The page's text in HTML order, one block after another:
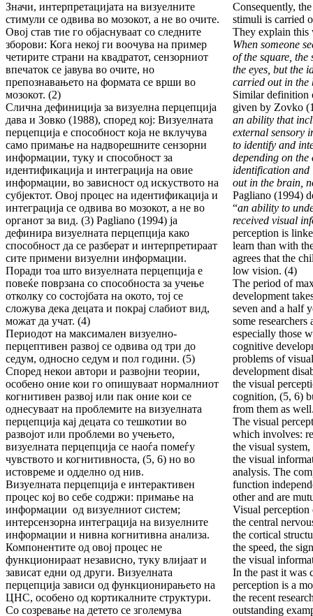
Значи, интерпретацијата на визуелните
стимули се одвива во мозокот, а не во очите.
Овој став тие го објаснуваат со следните
зборови: Кога некој ги воочува на пример
четирите страни на квадратот, сензорниот
впечаток се јавува во очите, но
препознавањето на формата се врши во
мозокот. (2)
Слична дефиниција за визуелна перцепција
дава и Зовко (1988), според кој: Визуелната
перцепција е способност која не вклучува
само примање на надворешните сензорни
информации, туку и способност за
идентификација и интеграција на овие
информации, во зависност од искуството на
субјектот. Овој процес на идентификација и
интеграција се одвива во мозокот, а не во
органот за вид. (3) Pagliano (1994) ја
дефинира визуелната перцепција како
способност да се разберат и интерпретираат
сите примени визуелни информации.
Поради тоа што визуелната перцепција е
повеќе поврзана со способноста за учење
отколку со состојбата на окото, тој се
сложува дека децата и покрај слабиот вид,
можат да учат. (4)
Периодот на максимален визуелно-
перцептивен развој се одвива од три до
седум, односно седум и пол години. (5)
Според некои автори и развојни теории,
особено оние кои го опишуваат нормалниот
когнитивен развој или пак оние кои се
однесуваат на проблемите на визуелната
перцепција кај децата со тешкотии во
развојот или проблеми во учењето,
визуелната перцепција се наоѓа помеѓу
чувството и когнитивноста, (5, 6) но во
истовреме и одделно од нив.
Визуелната перцепција е интерактивен
процес кој во себе содржи: примање на
информации од визуелниот систем;
интерсензорна интеграција на визуелните
информации и нивна когнитивна анализа.
Компонентите од овој процес не
функционираат независно, туку влијаат и
зависат едни од други. Визуелната
перцепција зависи од функционирањето на
ЦНС, особено од кортикалните структури.
Со созревање на детето се зголемува
Consequently,
stimuli is carried
They explain
When someone
of the square, the
the eyes, but the
carried out in the
Similar definition
given by Zovko
an ability that
external sensory
to identify and
depending on the
identification and
out in the brain,
Pagliano (1994)
“an ability to
received visual
perception is
learn than with
agrees that the
low vision. (4)
The period of
development
seven and a half
some
especially those
cognitive
problems of
development
the visual
cognition, (5, 6)
from them as
The visual
which involves:
the visual
the visual
analysis. The
function
other and are
Visual
the central
the cortical
the speed, the
the visual
In the past it was
perception is a
the recent
outstanding